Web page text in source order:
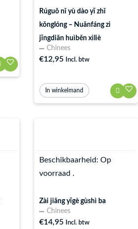
Rúguǒ nǐ yù dào yī zhǐ
kǒnglóng – Nuǎnfáng zi
jīngdiǎn huìběn xìliè
Chinees
€12,95 Incl. btw
In winkelmand
Beschikbaarheid: Op
voorraad .
Zài jiǎng yīgè gùshì ba
Chinees
€14,95 Incl. btw